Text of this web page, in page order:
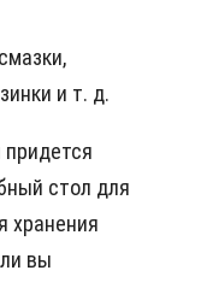
и т. д.
стол для
хранения
вы